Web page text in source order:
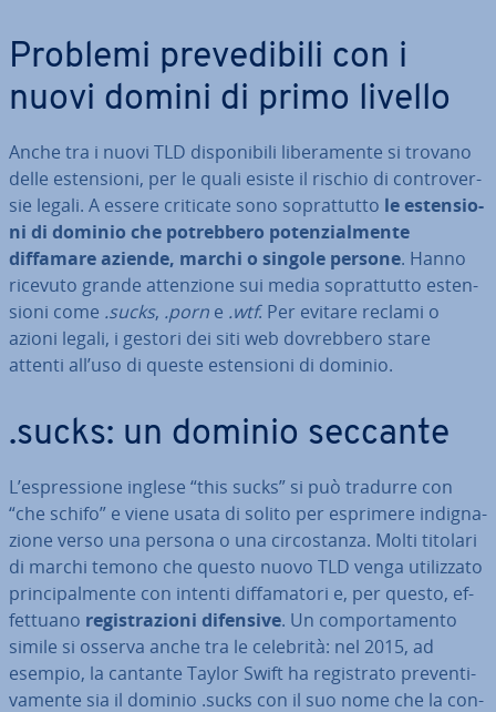
Problemi pre­ve­di­bi­li con i
nuovi domini di primo livello
Anche tra i nuovi TLD di­spo­ni­bi­li li­be­ra­men­te si trovano
delle esten­sio­ni, per le quali esiste il rischio di con­tro­ver­
sie legali. A essere criticate sono so­prat­tut­to le esten­sio­
ni di dominio che po­treb­be­ro po­ten­zial­men­te
diffamare aziende, marchi o singole persone. Hanno
ricevuto grande at­ten­zio­ne sui media so­prat­tut­to esten­
sio­ni come .sucks, .porn e .wtf. Per evitare reclami o
azioni legali, i gestori dei siti web do­vreb­be­ro stare
attenti all’uso di queste esten­sio­ni di dominio.
.sucks: un dominio seccante
L’espres­sio­ne inglese “this sucks” si può tradurre con
“che schifo” e viene usata di solito per esprimere in­di­gna­
zio­ne verso una persona o una cir­co­stan­za. Molti titolari
di marchi temono che questo nuovo TLD venga uti­liz­za­to
prin­ci­pal­men­te con intenti dif­fa­ma­to­ri e, per questo, ef­
fet­tua­no re­gi­stra­zio­ni difensive. Un com­por­ta­men­to
simile si osserva anche tra le celebrità: nel 2015, ad
esempio, la cantante Taylor Swift ha re­gi­stra­to pre­ven­ti­
va­men­te sia il dominio .sucks con il suo nome che la con­